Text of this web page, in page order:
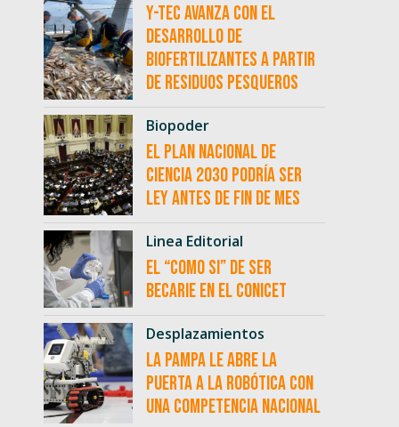
Y-TEC avanza con el
desarrollo de
biofertilizantes a partir
de residuos pesqueros
Biopoder
El Plan Nacional de
Ciencia 2030 podría ser
ley antes de fin de mes
Linea Editorial
El “como si” de ser
becarie en el CONICET
Desplazamientos
La Pampa le abre la
puerta a la robótica con
una competencia nacional